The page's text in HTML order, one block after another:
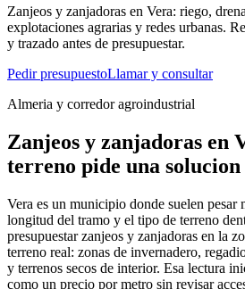
Zanjeos y zanjadoras en Vera: riego,
explotaciones agrarias y redes urbanas.
y trazado antes de presupuestar.
Pedir presupuestoLlamar y consultar
Almeria y corredor agroindustrial
Zanjeos y zanjadoras en
terreno pide una
Vera es un municipio donde suelen pesar
longitud del tramo y el tipo de terreno
presupuestar zanjeos y zanjadoras en la
terreno real: zonas de invernadero,
y terrenos secos de interior. Esa lectura
como un precio por metro sin revisar